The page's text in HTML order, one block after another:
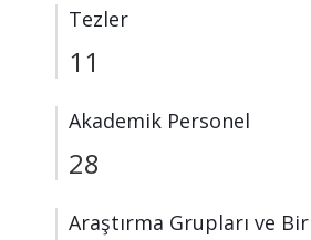
Tezler
11
Akademik Personel
28
Araştırma Grupları ve